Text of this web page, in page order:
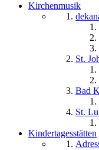
Kirchenmusik
St.
Bad
St.
Kindertagesstätten